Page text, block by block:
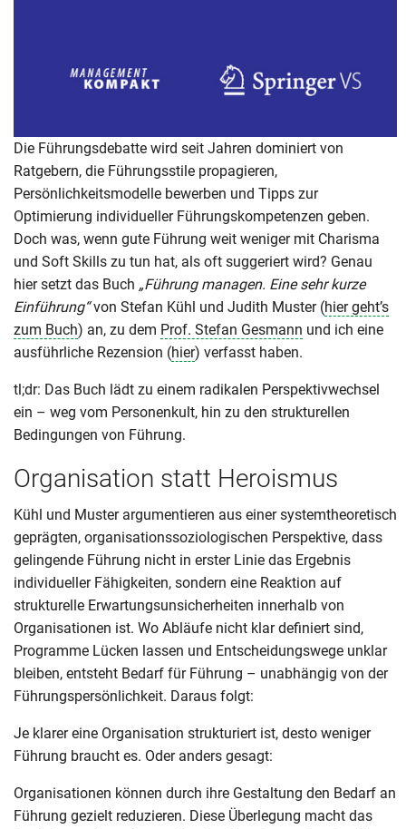
Die Führungsdebatte wird seit Jahren dominiert von
Ratgebern, die Führungsstile propagieren,
Persönlichkeitsmodelle bewerben und Tipps zur
Optimierung individueller Führungskompetenzen geben.
Doch was, wenn gute Führung weit weniger mit Charisma
und Soft Skills zu tun hat, als oft suggeriert wird? Genau
hier setzt das Buch „Führung managen. Eine sehr kurze
Einführung“von Stefan Kühl und Judith Muster (hier geht’s
zum Buch) an, zu dem Prof. Stefan Gesmann und ich eine
ausführliche Rezension (hier) verfasst haben.
tl;dr: Das Buch lädt zu einem radikalen Perspektivwechsel
ein – weg vom Personenkult, hin zu den strukturellen
Bedingungen von Führung.
Organisation statt Heroismus
Kühl und Muster argumentieren aus einer systemtheoretisch
geprägten, organisationssoziologischen Perspektive, dass
gelingende Führung nicht in erster Linie das Ergebnis
individueller Fähigkeiten, sondern eine Reaktion auf
strukturelle Erwartungsunsicherheiten innerhalb von
Organisationen ist. Wo Abläufe nicht klar definiert sind,
Programme Lücken lassen und Entscheidungswege unklar
bleiben, entsteht Bedarf für Führung – unabhängig von der
Führungspersönlichkeit. Daraus folgt:
Je klarer eine Organisation strukturiert ist, desto weniger
Führung braucht es. Oder anders gesagt:
Organisationen können durch ihre Gestaltung den Bedarf an
Führung gezielt reduzieren. Diese Überlegung macht das